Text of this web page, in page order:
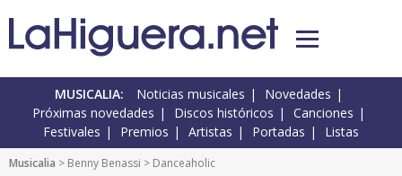
MUSICALIA: Noticias musicales
Novedades
Próximas novedades
Discos históricos
Canciones
Festivales
Premios Artistas Portadas Listas
Musicalia > Benny Benassi > Danceaholic